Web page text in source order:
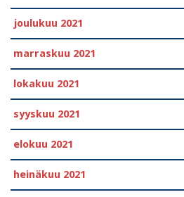
joulukuu 2021
marraskuu 2021
lokakuu 2021
syyskuu 2021
elokuu 2021
heinäkuu 2021